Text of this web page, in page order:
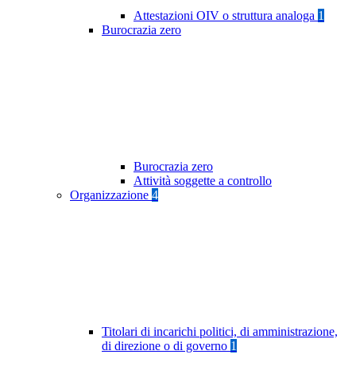
Attestazioni OIV o struttura analoga 1
Burocrazia zero
Burocrazia zero
Attività soggette a controllo
Organizzazione 4
Titolari di incarichi politici, di amministrazione,
di direzione o di governo 1